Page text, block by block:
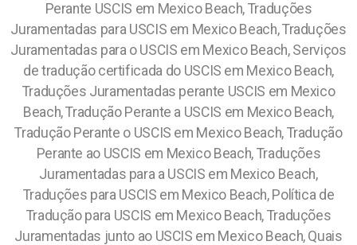
Perante USCIS em Mexico Beach, Traduções
Juramentadas para USCIS em Mexico Beach, Traduções
Juramentadas para o USCIS em Mexico Beach, Serviços
de tradução certificada do USCIS em Mexico Beach,
Traduções Juramentadas perante USCIS em Mexico
Beach, Tradução Perante a USCIS em Mexico Beach,
Tradução Perante o USCIS em Mexico Beach, Tradução
Perante ao USCIS em Mexico Beach, Traduções
Juramentadas para a USCIS em Mexico Beach,
Traduções para USCIS em Mexico Beach, Política de
Tradução para USCIS em Mexico Beach, Traduções
Juramentadas junto ao USCIS em Mexico Beach, Quais